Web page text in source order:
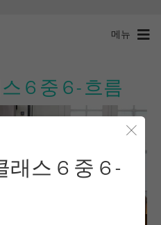
메뉴
6 중 6 - 흐름
스 6 중 6 -